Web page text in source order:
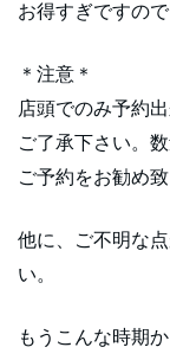
お得すぎですの
＊注意＊
店頭でのみ予約
ご了承下さい。
ご予約をお勧め致
他に、ご不明な
い。
もうこんな時期